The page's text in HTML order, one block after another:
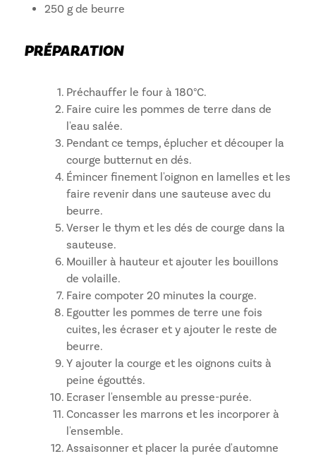
250 g de beurre
PRÉPARATION
Préchauffer le four à 180°C.
Faire cuire les pommes de terre dans de
l'eau salée.
Pendant ce temps, éplucher et découper la
courge butternut en dés.
Émincer finement l'oignon en lamelles et les
faire revenir dans une sauteuse avec du
beurre.
Verser le thym et les dés de courge dans la
sauteuse.
Mouiller à hauteur et ajouter les bouillons
de volaille.
Faire compoter 20 minutes la courge.
Egoutter les pommes de terre une fois
cuites, les écraser et y ajouter le reste de
beurre.
Y ajouter la courge et les oignons cuits à
peine égouttés.
Ecraser l'ensemble au presse-purée.
Concasser les marrons et les incorporer à
l'ensemble.
Assaisonner et placer la purée d'automne